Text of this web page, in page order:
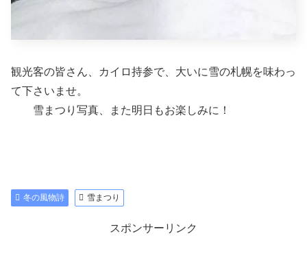
観光客の皆さん、カイロ持参で、大いに雪の札幌を味わっ
て下さいませ。
雪まつり写真、また明日もお楽しみに！
冬の風物詩 雪まつり
スポンサーリンク